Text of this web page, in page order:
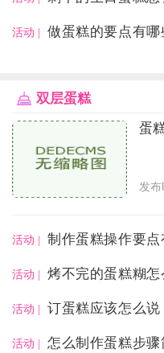
活动 | 做蛋糕的要点有哪
双层蛋糕
蛋
发布
活动 | 制作蛋糕操作要点
活动 | 烤不完的蛋糕糊怎
活动 | 订蛋糕应该怎么说
活动 | 怎么制作蛋糕步